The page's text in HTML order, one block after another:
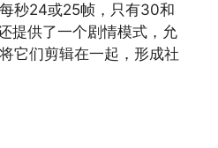
秒24或25帧，只有30和
提供了一个剧情模式，允
它们剪辑在一起，形成社